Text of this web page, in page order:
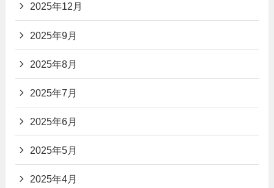
2025年12月
2025年9月
2025年8月
2025年7月
2025年6月
2025年5月
2025年4月